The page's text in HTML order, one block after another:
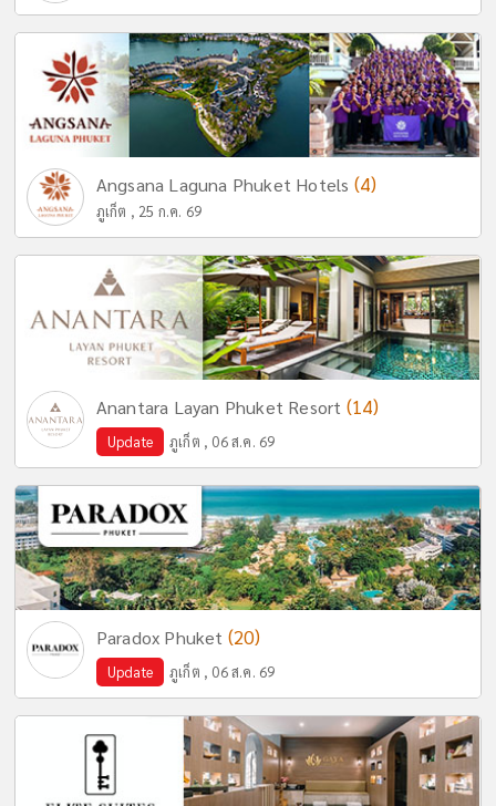
Angsana Laguna Phuket Hotels (4)
ภูเก็ต , 25 ก.ค. 69
Anantara Layan Phuket Resort (14)
Update ภูเก็ต , 06 ส.ค. 69
Paradox Phuket (20)
Update ภูเก็ต , 06 ส.ค. 69